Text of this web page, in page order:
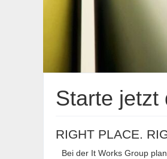
Starte jetzt
RIGHT PLACE.
Bei der It Works Group